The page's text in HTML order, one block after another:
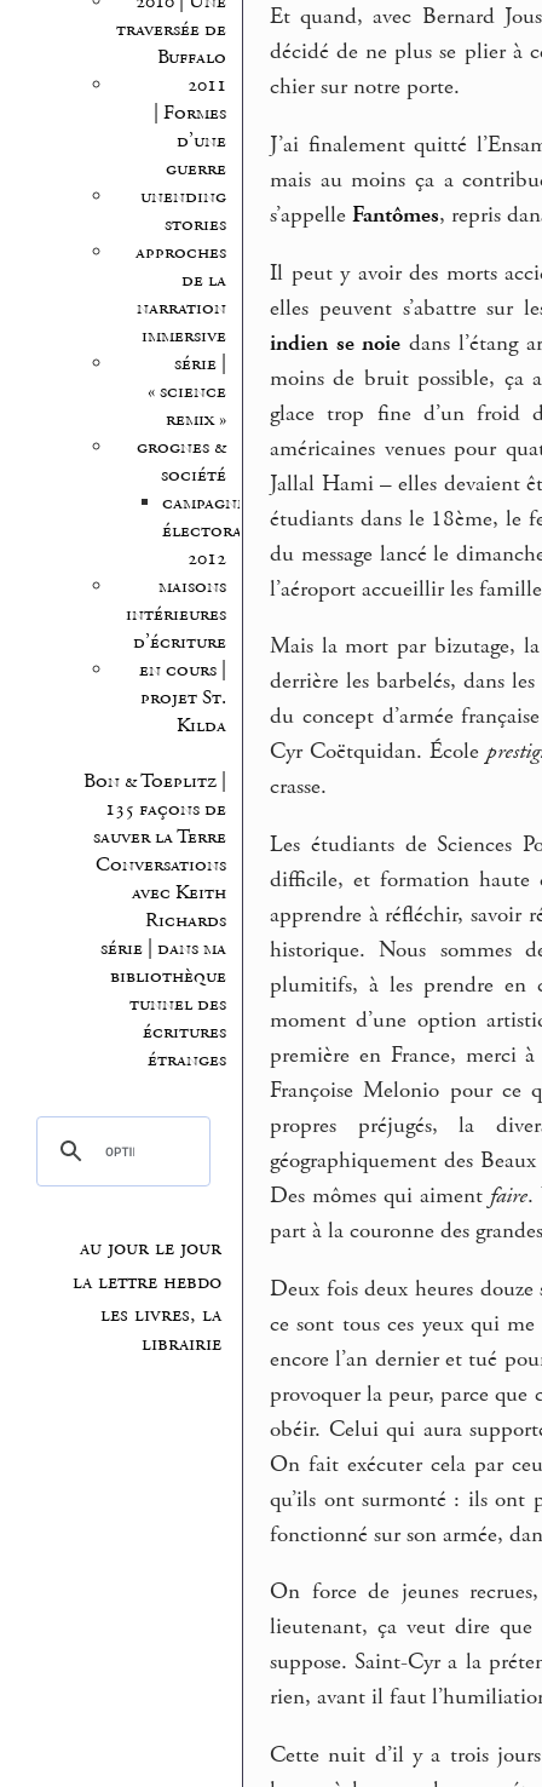
traversée de
Buffalo
2011
| Formes
d’une
guerre
unending
stories
approches
de la
narration
immersive
série |
« science
remix »
grognes &
société
campagne
électorale
2012
maisons
intérieures
d’écriture
en cours |
projet St.
Kilda
Bon & Toeplitz |
135 façons de
sauver la Terre
Conversations
avec Keith
Richards
série | dans ma
bibliothèque
tunnel des
écritures
étranges
au jour le jour
la lettre hebdo
les livres, la
librairie
Et quand, avec Bernard
décidé de ne plus se plier à
chier sur notre porte.
J’ai finalement quitté
mais au moins ça a
s’appelleFantômes, repris
Il peut y avoir des morts
elles peuvent s’abattre sur
indien se noie dans l’étang
moins de bruit possible, ça
glace trop fine d’un froid
américaines venues pour
Jallal Hami – elles devaient
étudiants dans le 18ème, le
du message lancé le
l’aéroport accueillir les
Mais la mort par bizutage,
derrière les barbelés, dans
du concept d’armée
Cyr Coëtquidan. École
crasse.
Les étudiants de Sciences
difficile, et formation haute
apprendre à réfléchir, savoir
historique. Nous sommes
plumitifs, à les prendre en
moment d’une option
première en France, merci
Françoise Melonio pour ce
propres préjugés, la
géographiquement des
Des mômes qui aimentfaire.
part à la couronne des
Deux fois deux heures douze
ce sont tous ces yeux qui
encore l’an dernier et tué
provoquer la peur, parce que
obéir. Celui qui aura
On fait exécuter cela par
qu’ils ont surmonté : ils ont
fonctionné sur son armée,
On force de jeunes
lieutenant, ça veut dire que
suppose. Saint-Cyr a la
rien, avant il faut
Cette nuit d’il y a trois